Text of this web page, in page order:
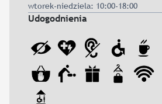
wtorek-niedziela: 10:00-18:00
Udogodnienia